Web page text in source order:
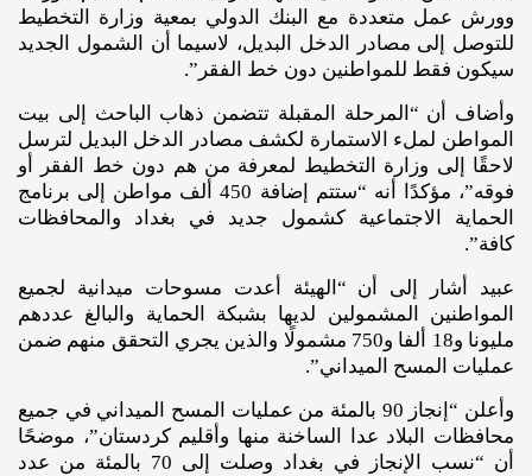
وورش عمل متعددة مع البنك الدولي بمعية وزارة التخطيط
للتوصل إلى مصادر الدخل البديل، لاسيما أن الشمول الجديد
سيكون فقط للمواطنين دون خط الفقر”.
وأضاف أن “المرحلة المقبلة تتضمن ذهاب الباحث إلى بيت
المواطن لملء الاستمارة لكشف مصادر الدخل البديل لترسل
لاحقًا إلى وزارة التخطيط لمعرفة من هم دون خط الفقر أو
فوقه”، مؤكدًا أنه “ستتم إضافة 450 ألف مواطن إلى برنامج
الحماية الاجتماعية كشمول جديد في بغداد والمحافظات
كافة”.
عبيد أشار إلى أن “الهيئة أعدت مسوحات ميدانية لجميع
المواطنين المشمولين لديها بشبكة الحماية والبالغ عددهم
مليونا و18 ألفا و750 مشمولًا والذين يجري التحقق منهم ضمن
عمليات المسح الميداني”.
وأعلن “إنجاز 90 بالمئة من عمليات المسح الميداني في جميع
محافظات البلاد عدا الساخنة منها وأقليم كردستان”، موضحًا
أن “نسب الإنجاز في بغداد وصلت إلى 70 بالمئة من عدد